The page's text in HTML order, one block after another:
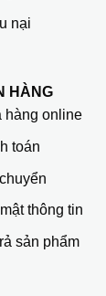
nại
HÀNG
hàng online
toán
thông tin
sản phẩm